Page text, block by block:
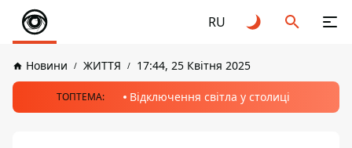
RU
Новини ЖИТТЯ 17:44, 25 Квітня 2025
ТОПТЕМА: Відключення світла у столиці